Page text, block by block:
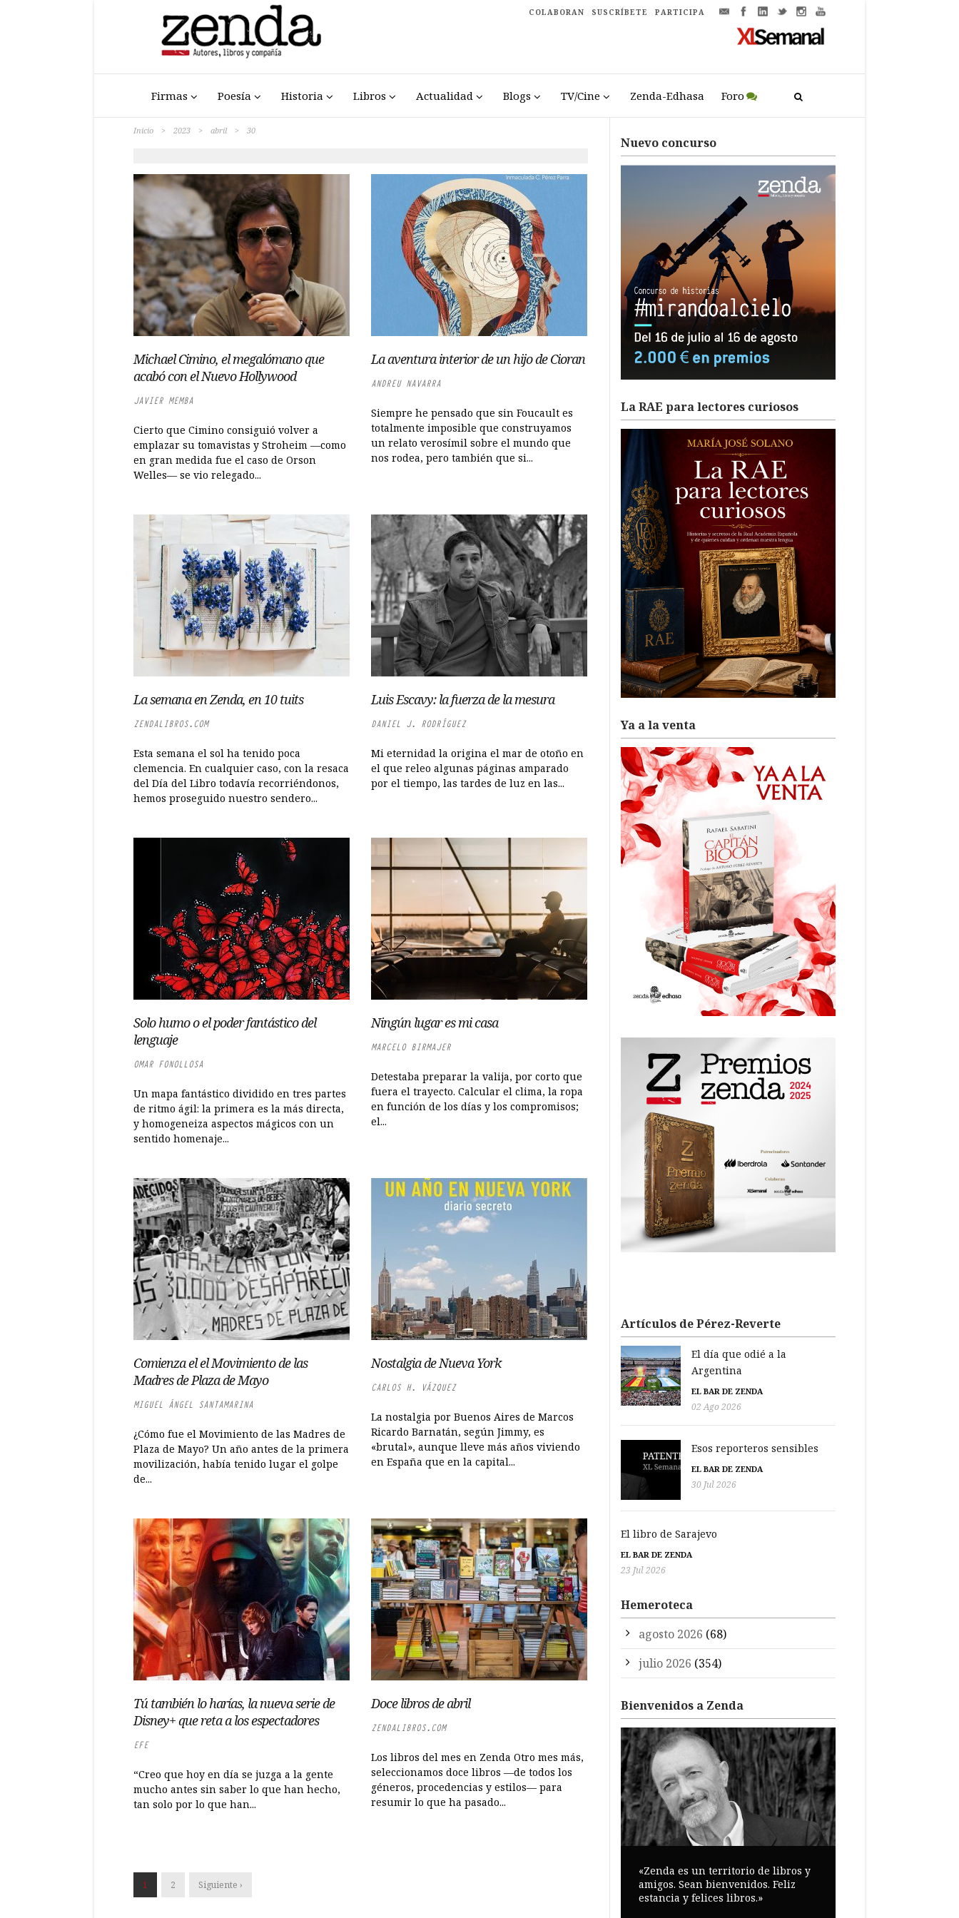
COLABORAN SUSCRÍBETE PARTICIPA
Firmas Poesía Historia Libros Actualidad Blogs TV/Cine Zenda-Edhasa Foro
Inicio > 2023 > abril > 30
Michael Cimino, el megalómano que
acabó con el Nuevo Hollywood
JAVIER MEMBA
Cierto que Cimino consiguió volver a
emplazar su tomavistas y Stroheim —como
en gran medida fue el caso de Orson
Welles— se vio relegado...
La aventura interior de un hijo de Cioran
ANDREU NAVARRA
Siempre he pensado que sin Foucault es
totalmente imposible que construyamos
un relato verosímil sobre el mundo que
nos rodea, pero también que si...
La semana en Zenda, en 10 tuits
ZENDALIBROS.COM
Esta semana el sol ha tenido poca
clemencia. En cualquier caso, con la resaca
del Día del Libro todavía recorriéndonos,
hemos proseguido nuestro sendero...
Luis Escavy: la fuerza de la mesura
DANIEL J. RODRÍGUEZ
Mi eternidad la origina el mar de otoño en
el que releo algunas páginas amparado
por el tiempo, las tardes de luz en las...
Solo humo o el poder fantástico del
lenguaje
OMAR FONOLLOSA
Un mapa fantástico dividido en tres partes
de ritmo ágil: la primera es la más directa,
y homogeneiza aspectos mágicos con un
sentido homenaje...
Ningún lugar es mi casa
MARCELO BIRMAJER
Detestaba preparar la valija, por corto que
fuera el trayecto. Calcular el clima, la ropa
en función de los días y los compromisos;
el...
Comienza el el Movimiento de las
Madres de Plaza de Mayo
MIGUEL ÁNGEL SANTAMARINA
¿Cómo fue el Movimiento de las Madres de
Plaza de Mayo? Un año antes de la primera
movilización, había tenido lugar el golpe
de...
Nostalgia de Nueva York
CARLOS H. VÁZQUEZ
La nostalgia por Buenos Aires de Marcos
Ricardo Barnatán, según Jimmy, es
«brutal», aunque lleve más años viviendo
en España que en la capital...
Tú también lo harías, la nueva serie de
Disney+ que reta a los espectadores
EFE
“Creo que hoy en día se juzga a la gente
mucho antes sin saber lo que han hecho,
tan solo por lo que han...
Doce libros de abril
ZENDALIBROS.COM
Los libros del mes en Zenda Otro mes más,
seleccionamos doce libros —de todos los
géneros, procedencias y estilos— para
resumir lo que ha pasado...
1 2 Siguiente ›
Nuevo concurso
La RAE para lectores curiosos
Ya a la venta
Artículos de Pérez-Reverte
El día que odié a la
Argentina
EL BAR DE ZENDA
02 Ago 2026
Esos reporteros sensibles
EL BAR DE ZENDA
30 Jul 2026
El libro de Sarajevo
EL BAR DE ZENDA
23 Jul 2026
Hemeroteca
agosto 2026 (68)
julio 2026 (354)
Bienvenidos a Zenda
«Zenda es un territorio de libros y
amigos. Sean bienvenidos. Feliz
estancia y felices libros.»